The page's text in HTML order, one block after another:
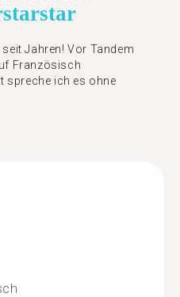
starstar
Jahren! Vor Tandem
Französisch
spreche ich es ohne